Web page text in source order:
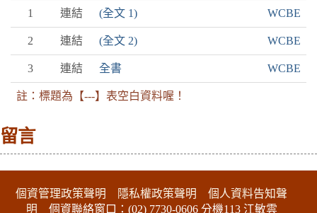
1 連結 (全文 1) WCBE
2 連結 (全文 2) WCBE
3 連結 全書 WCBE
註：標題為【---】表空白資料喔！
留言
個資管理政策聲明 隱私權政策聲明
個人資料告知聲
明 個資聯絡窗口：(02) 7730-0606 分機113 江敏雲